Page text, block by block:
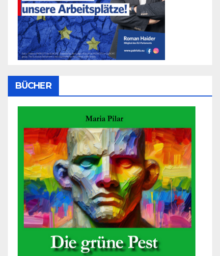
BÜCHER